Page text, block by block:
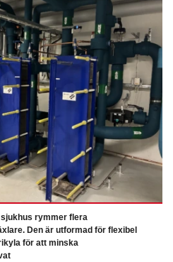
rymmer flera
Den är utformad för flexibel
för att minska